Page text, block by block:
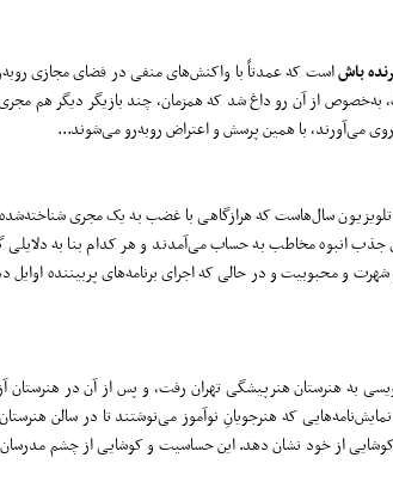
باشاست که عمدتاً با واکنش‌های منفی در فضای مجازی
از آن رو داغ شد که همزمان، چند بازیگر دیگر هم مجری
می‌آورند، با همین پرسش و اعتراض روبه‌رو می‌شوند...
سال‌هاست که هرازگاهی با غضب به یک مجری
جذب انبوه مخاطب به حساب می‌آمدند و هر کدام بنا به دلایلی
و محبوبیت و در حالی که اجرای برنامه‌های پربیننده اوایل
به هنرستان هنرپیشگی تهران رفت، و پس از آن در هنرستان
که هنرجویانِ نوآموز می‌نوشتند تا در سالن
از خود نشان دهد. این حساسیت و کوشایی از چشم